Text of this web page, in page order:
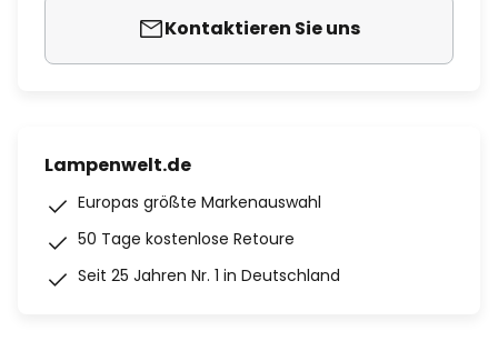
Kontaktieren Sie uns
Lampenwelt.de
Europas größte Markenauswahl
50 Tage kostenlose Retoure
Seit 25 Jahren Nr. 1 in Deutschland